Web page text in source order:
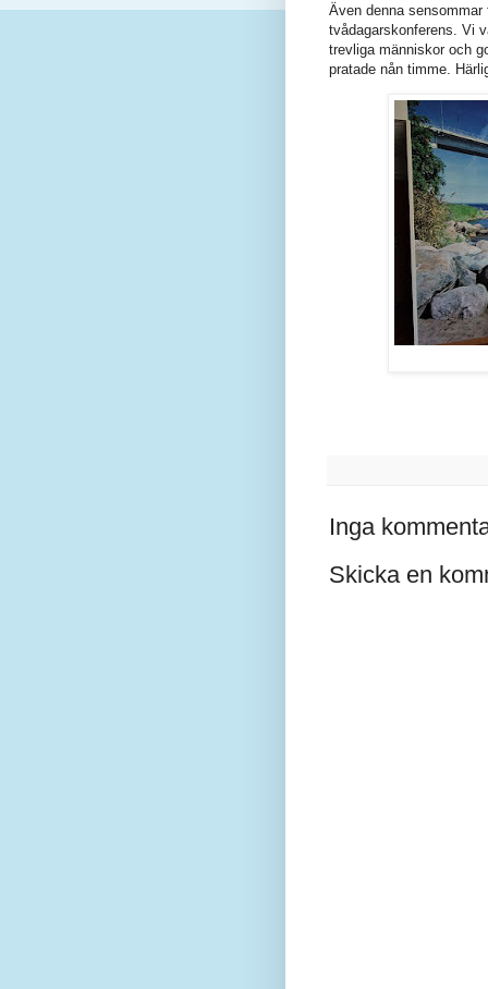
Även denna
tvådagarskonferens. Vi
trevliga människor och
pratade nån timme.
Inga
Skicka en